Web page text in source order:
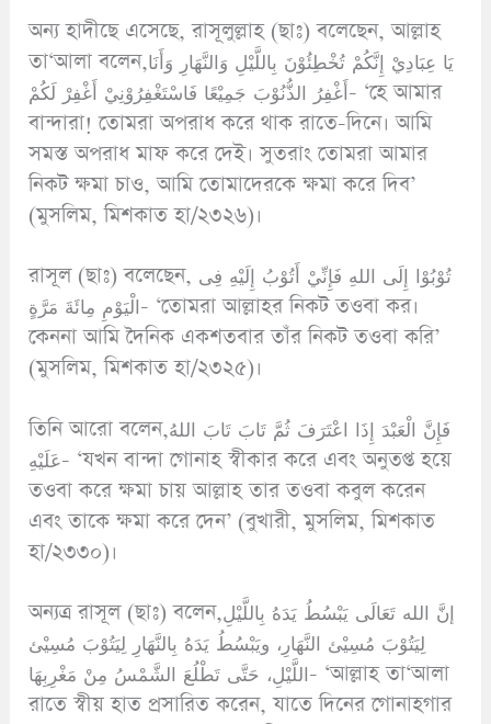
অন্য হাদীছে এসেছে, রাসূলুল্লাহ (ছাঃ) বলেছেন, আল্লাহ
তা‘আলা বলেন,يَا عِبَادِيْ إِنَّكُمْ تُخْطِئُوْنَ بِاللَّيْلِ وَالنَّهَارِ وَأَنَا
أَغْفِرُ الذُّنُوْبَ جَمِيْعًا فَاسْتَغْفِرُوْنِيْ أَغْفِرْ لَكُمْ- ‘হে আমার
বান্দারা! তোমরা অপরাধ করে থাক রাতে-দিনে। আমি
সমস্ত অপরাধ মাফ করে দেই। সুতরাং তোমরা আমার
নিকট ক্ষমা চাও, আমি তোমাদেরকে ক্ষমা করে দিব’
(মুসলিম, মিশকাত হা/২৩২৬)।
রাসূল (ছাঃ) বলেছেন, تُوْبُوْا إِلَى اللهِ فَإِنِّيْ أَتُوْبُ إِلَيْهِ فِى
الْيَوْمِ مِائَةَ مَرَّةٍ- ‘তোমরা আল্লাহর নিকট তওবা কর।
কেননা আমি দৈনিক একশতবার তাঁর নিকট তওবা করি’
(মুসলিম, মিশকাত হা/২৩২৫)।
তিনি আরো বলেন,فَإِنَّ الْعَبْدَ إِذَا اعْتَرَفَ ثُمَّ تَابَ تَابَ اللهُ
عَلَيْهِ- ‘যখন বান্দা গোনাহ স্বীকার করে এবং অনুতপ্ত হয়ে
তওবা করে ক্ষমা চায় আল্লাহ তার তওবা কবুল করেন
এবং তাকে ক্ষমা করে দেন’ (বুখারী, মুসলিম, মিশকাত
হা/২৩৩০)।
অন্যত্র রাসূল (ছাঃ) বলেন,إنَّ الله تَعَالَى يَبْسُطُ يَدَهُ بِاللَّيْلِ
لِيَتُوْبَ مُسِيْئ النَّهَارِ، ويَبْسُطُ يَدَهُ بِالنَّهَارِ لِيَتُوْبَ مُسِيْئ
اللَّيْلِ، حَتَّى تَطْلُعَ الشَّمْسُ مِنْ مَغْرِبِهَا- ‘আল্লাহ তা‘আলা
রাতে স্বীয় হাত প্রসারিত করেন, যাতে দিনের গোনাহগার